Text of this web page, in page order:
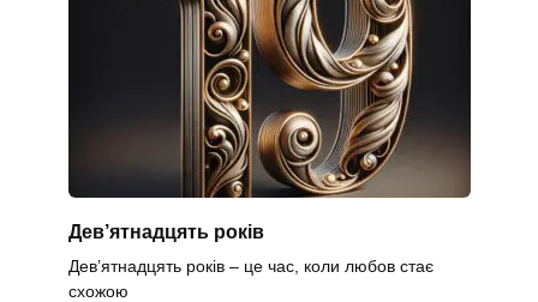
Дев’ятнадцять років
Дев’ятнадцять років – це час, коли любов стає
схожою